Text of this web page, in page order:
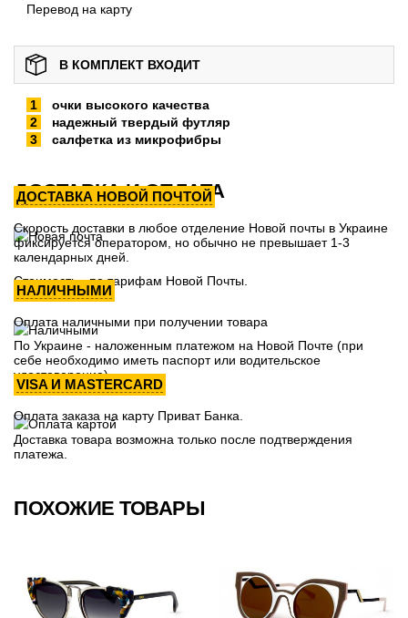
Перевод на карту
В КОМПЛЕКТ ВХОДИТ
очки высокого качества
надежный твердый футляр
салфетка из микрофибры
ДОСТАВКА И ОПЛАТА
ДОСТАВКА НОВОЙ ПОЧТОЙ
Скорость доставки в любое отделение Новой почты в Украине
фиксируется оператором, но обычно не превышает 1-3
календарных дней.
Стоимость - по тарифам Новой Почты.
НАЛИЧНЫМИ
Оплата наличными при получении товара
По Украине - наложенным платежом на Новой Почте (при
себе необходимо иметь паспорт или водительское
удостоверение)
VISA И MASTERCARD
Оплата заказа на карту Приват Банка.
Доставка товара возможна только после подтверждения
платежа.
ПОХОЖИЕ ТОВАРЫ